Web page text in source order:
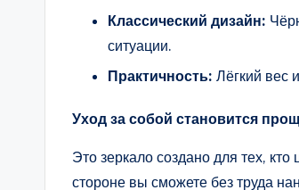
Классический дизайн:
ситуации.
Практичность: Лёгкий вес
Уход за собой становится
Это зеркало создано для тех,
стороне вы сможете без труда